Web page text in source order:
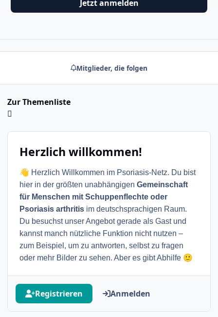
Jetzt anmelden
Mitglieder, die folgen
Zur Themenliste
Herzlich willkommen!
👋 Herzlich Willkommen im Psoriasis-Netz. Du bist
hier in der größten unabhängigen Gemeinschaft
für Menschen mit Schuppenflechte oder
Psoriasis arthritis im deutschsprachigen Raum.
Du besuchst unser Angebot gerade als Gast und
kannst manch nützliche Funktion nicht nutzen –
zum Beispiel, um zu antworten, selbst zu fragen
oder mehr Bilder zu sehen. Aber es gibt Abhilfe 🙂
Registrieren Anmelden